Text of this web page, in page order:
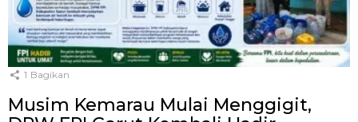
1 Bagikan
Musim Kemarau Mulai Menggigit,